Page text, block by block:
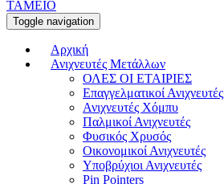
ΤΑΜΕΙΟ
Toggle navigation
Αρχική
Ανιχνευτές Μετάλλων
ΟΛΕΣ ΟΙ ΕΤΑΙΡΙΕΣ
Επαγγελματικοί Ανιχνευτές
Ανιχνευτές Χόμπυ
Παλμικοί Ανιχνευτές
Φυσικός Χρυσός
Οικονομικοί Ανιχνευτές
Υποβρύχιοι Ανιχνευτές
Pin Pointers